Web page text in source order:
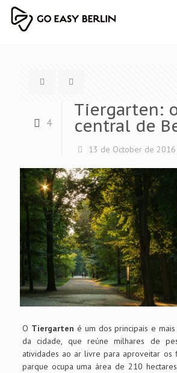
4
Tiergarten:
central de
13 de October de 2016
O Tiergarten é um dos principais e
da cidade, que reúne milhares de
atividades ao ar livre para aproveitar os
parque ocupa uma área de 210